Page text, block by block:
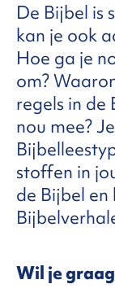
De Bijbel is
kan je ook
Hoe ga je
om?
regels in
nou mee?
stoffen in
de Bijbel en
Wil je